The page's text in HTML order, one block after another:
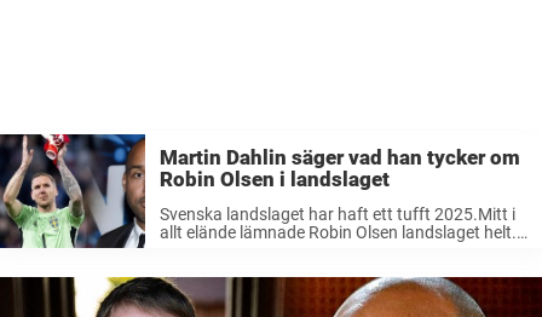
Martin Dahlin säger vad han tycker om
Robin Olsen i landslaget
Svenska landslaget har haft ett tufft 2025.Mitt i
allt elände lämnade Robin Olsen landslaget helt.–
Sportbibeln. 2025 har varit ett mycket tufft år för
svenska ...